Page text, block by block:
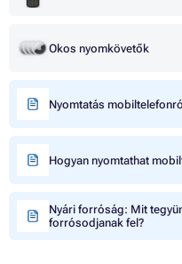
Okos nyomkövetők
Nyomtatás
Hogyan nyomtathat
Nyári forróság: Mit
forrósodjanak fel?